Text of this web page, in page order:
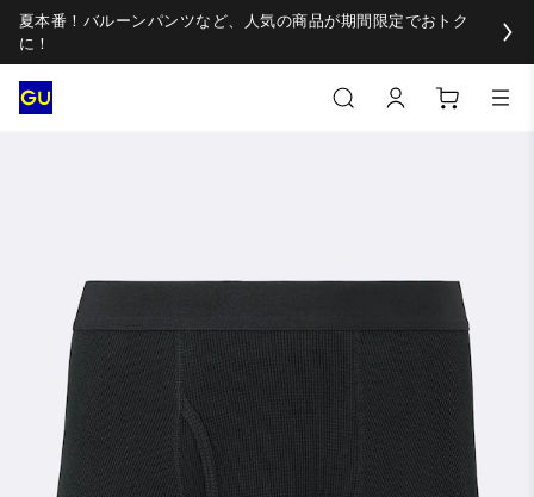
夏本番！バルーンパンツなど、人気の商品が期間限定でおトク
に！